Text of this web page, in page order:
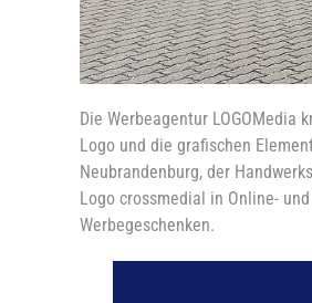
Die Werbeagentur LOGOMedia
Logo und die grafischen
Neubrandenburg, der
Logo crossmedial in Online-
Werbegeschenken.